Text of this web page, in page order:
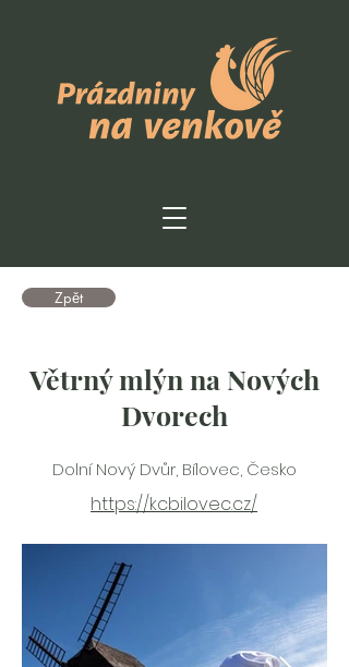
Zpět
Větrný mlýn na Nových
Dvorech
Dolní Nový Dvůr, Bílovec, Česko
https://kcbilovec.cz/